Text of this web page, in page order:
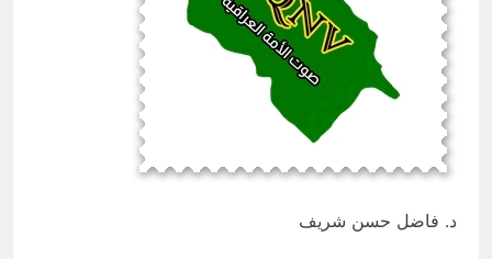
بتفكيكها ومواجهتها
د. فاضل حسن شريف